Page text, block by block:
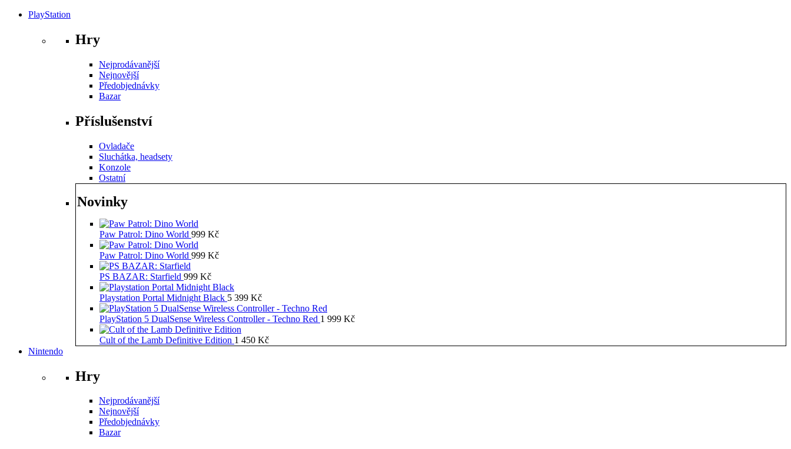
PlayStation
Hry
Nejprodávanější
Nejnovější
Předobjednávky
Bazar
Příslušenství
Ovladače
Sluchátka, headsety
Konzole
Ostatní
Novinky
Paw Patrol: Dino World 999 Kč
Paw Patrol: Dino World 999 Kč
PS BAZAR: Starfield 999 Kč
Playstation Portal Midnight Black 5 399 Kč
PlayStation 5 DualSense Wireless Controller - Techno Red 1 999 Kč
Cult of the Lamb Definitive Edition 1 450 Kč
Nintendo
Hry
Nejprodávanější
Nejnovější
Předobjednávky
Bazar